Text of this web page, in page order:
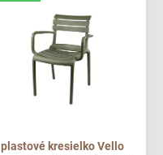
plastové kresielko Vello